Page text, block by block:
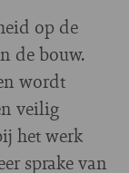
op de
de bouw.
wordt
veilig
het werk
sprake van